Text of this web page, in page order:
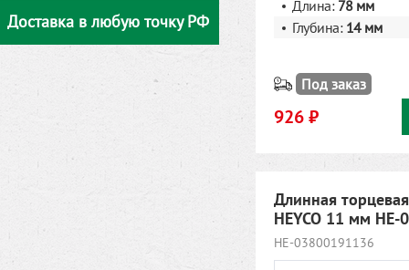
Доставка в любую точку РФ
Длина: 78 мм
Глубина:14 мм
Под заказ
926 ₽
Длинная
HEYCO 11 мм
HE-03800191136